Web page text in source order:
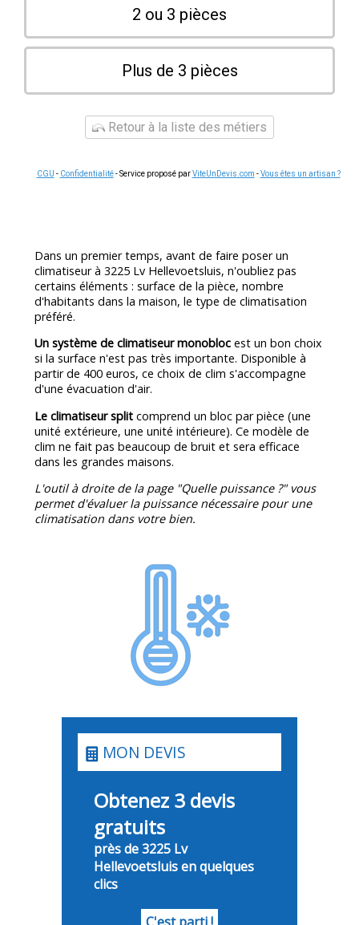
2 ou 3 pièces
Plus de 3 pièces
Retour à la liste des métiers
CGU - Confidentialité- Service proposé parViteUnDevis.com -Vous êtes un artisan ?
Dans un premier temps, avant de faire poser un
climatiseur à 3225 Lv Hellevoetsluis, n'oubliez pas
certains éléments : surface de la pièce, nombre
d'habitants dans la maison, le type de climatisation
préféré.
Un système de climatiseur monobloc est un bon choix
si la surface n'est pas très importante. Disponible à
partir de 400 euros, ce choix de clim s'accompagne
d'une évacuation d'air.
Le climatiseur split comprend un bloc par pièce (une
unité extérieure, une unité intérieure). Ce modèle de
clim ne fait pas beaucoup de bruit et sera efficace
dans les grandes maisons.
L'outil à droite de la page "Quelle puissance ?" vous
permet d'évaluer la puissance nécessaire pour une
climatisation dans votre bien.
MON DEVIS
Obtenez 3 devis
gratuits
près de 3225 Lv
Hellevoetsluis en quelques
clics